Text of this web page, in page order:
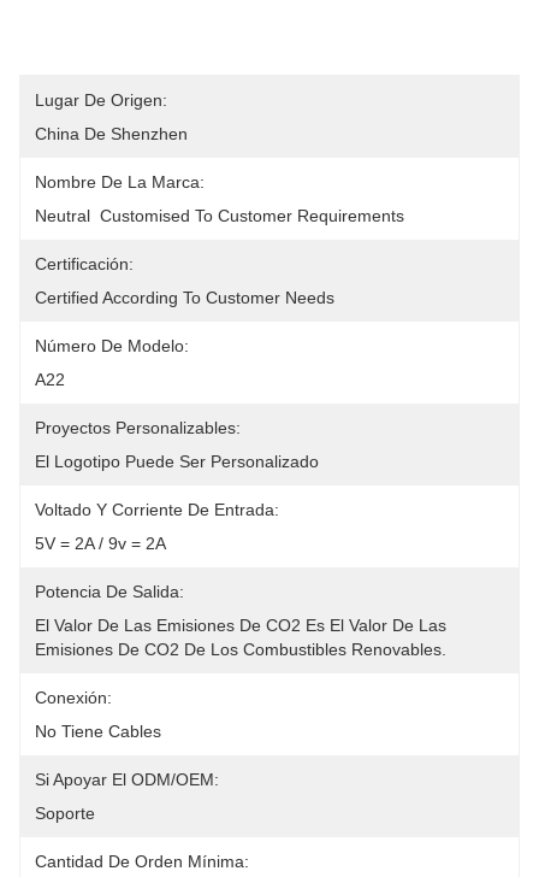
Lugar De Origen:
China De Shenzhen
Nombre De La Marca:
Neutral  Customised To Customer Requirements
Certificación:
Certified According To Customer Needs
Número De Modelo:
A22
Proyectos Personalizables:
El Logotipo Puede Ser Personalizado
Voltado Y Corriente De Entrada:
5V = 2A / 9v = 2A
Potencia De Salida:
El Valor De Las Emisiones De CO2 Es El Valor De Las
Emisiones De CO2 De Los Combustibles Renovables.
Conexión:
No Tiene Cables
Si Apoyar El ODM/OEM:
Soporte
Cantidad De Orden Mínima: